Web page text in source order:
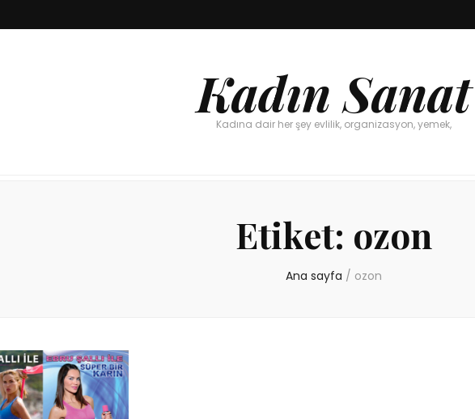
Kadın Sanat
Kadına dair her şey evlilik, organizasyon, yemek,
Etiket: ozon
Ana sayfa / ozon